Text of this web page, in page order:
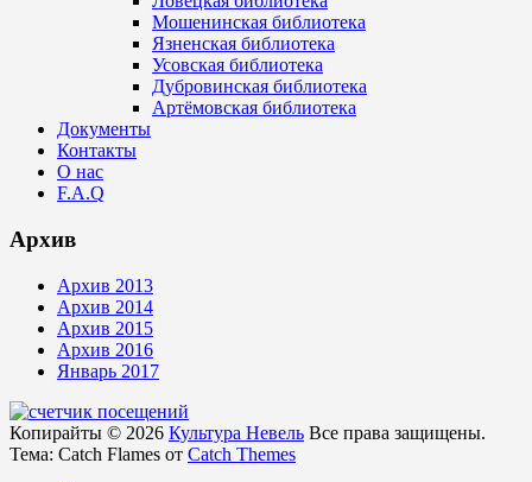
Мошенинская библиотека
Язненская библиотека
Усовская библиотека
Дубровинская библиотека
Артёмовская библиотека
Документы
Контакты
О нас
F.A.Q
Архив
Архив 2013
Архив 2014
Архив 2015
Архив 2016
Январь 2017
Копирайты © 2026 Культура Невель Все права защищены.
Тема: Catch Flames от Catch Themes